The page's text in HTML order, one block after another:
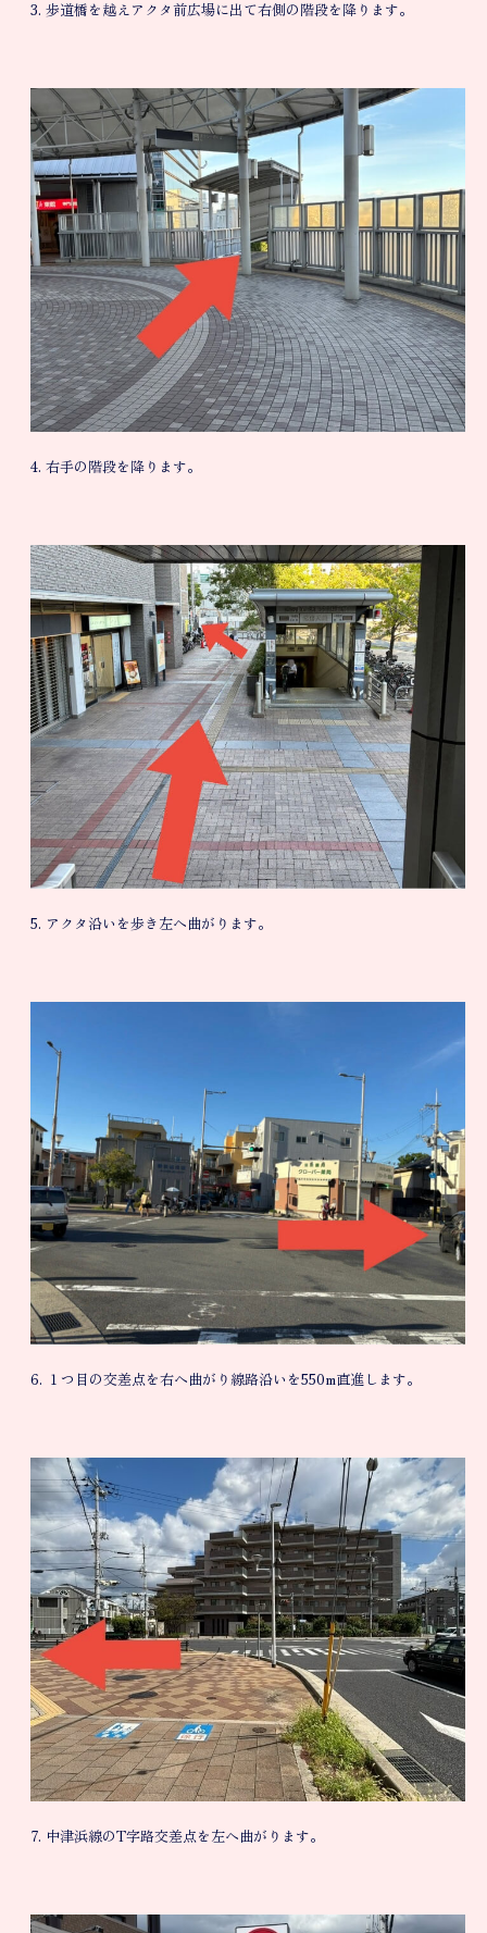
3. 歩道橋を越えアクタ前広場に出て右側の階段を降ります。
4. 右手の階段を降ります。
5. アクタ沿いを歩き左へ曲がります。
6. １つ目の交差点を右へ曲がり線路沿いを550m直進します。
7. 中津浜線のT字路交差点を左へ曲がります。